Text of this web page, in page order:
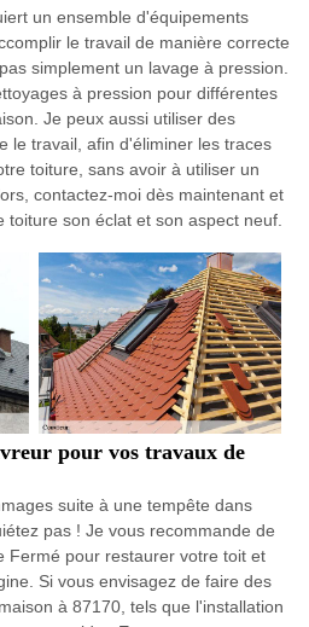
un ensemble d'équipements
le travail de manière correcte
simplement un lavage à pression.
à pression pour différentes
Je peux aussi utiliser des
le travail, afin d'éliminer les traces
toiture, sans avoir à utiliser un
contactez-moi dès maintenant et
son éclat et son aspect neuf.
pour vos travaux de
suite à une tempête dans
pas ! Je vous recommande de
Fermé pour restaurer votre toit et
Si vous envisagez de faire des
à 87170, tels que l'installation